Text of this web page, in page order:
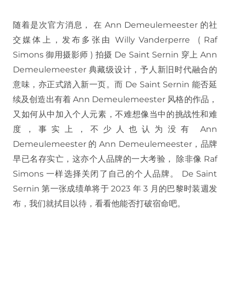
随着是次官方消息， 在 Ann Demeulemeester 的社
交媒体上，发布多张由 Willy Vanderperre ( Raf
Simons 御用摄影师 ) 拍摄 De Saint Sernin 穿上 Ann
Demeulemeester 典藏级设计，予人新旧时代融合的
意味，亦正式踏入新一页。而 De Saint Sernin 能否延
续及创造出有着 Ann Demeulemeester 风格的作品，
又如何从中加入个人元素，不难想像当中的挑战性和难
度，事实上，不少人也认为没有 Ann
Demeulemeester 的 Ann Demeulemeester，品牌
早已名存实亡，这亦个人品牌的一大考验， 除非像 Raf
Simons 一样选择关闭了自己的个人品牌。 De Saint
Sernin 第一张成绩单将于 2023 年 3 月的巴黎时装週发
布，我们就拭目以待，看看他能否打破宿命吧。